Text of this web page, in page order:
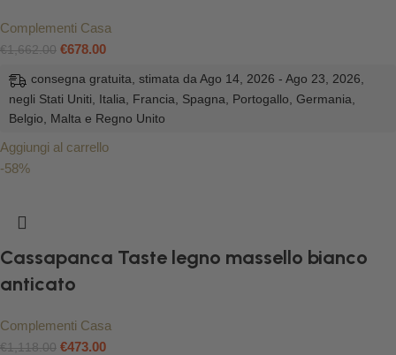
Complementi Casa
€1,662.00 €678.00
consegna gratuita, stimata da Ago 14, 2026 - Ago 23, 2026,
negli Stati Uniti, Italia, Francia, Spagna, Portogallo, Germania,
Belgio, Malta e Regno Unito
Aggiungi al carrello
-58%
Cassapanca Taste legno massello bianco
anticato
Complementi Casa
€1,118.00 €473.00